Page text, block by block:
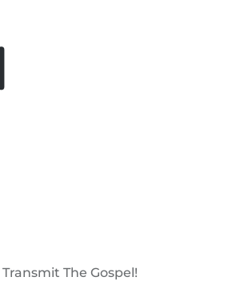
The Gospel!